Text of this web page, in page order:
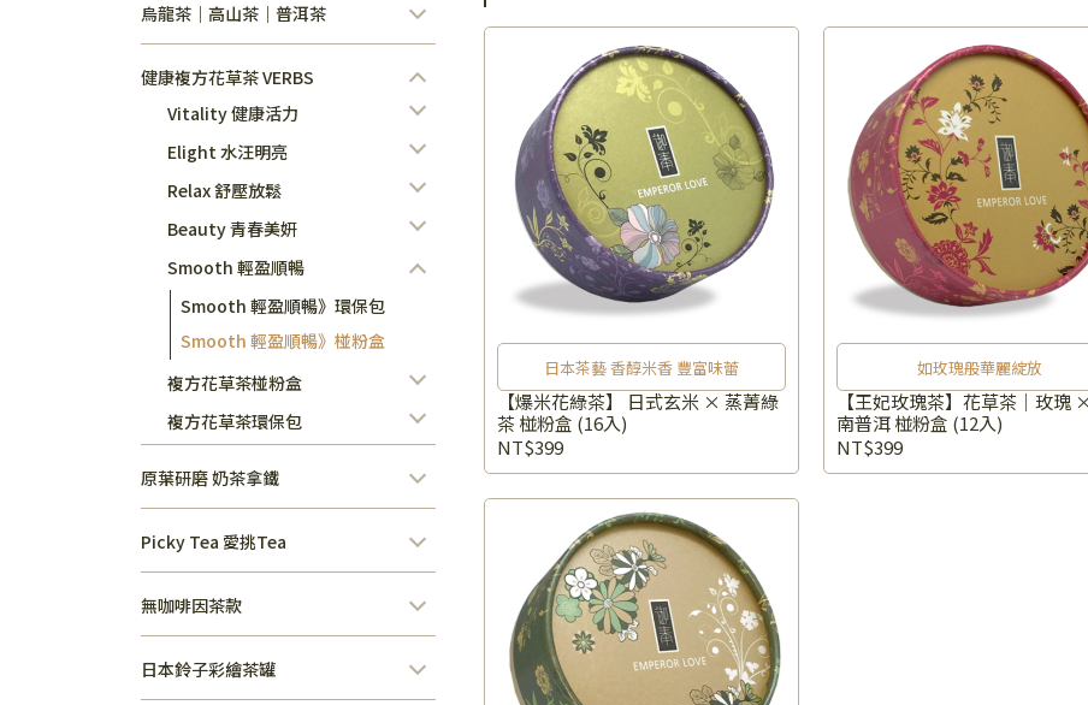
烏龍茶｜高山茶｜普洱茶
健康複方花草茶 VERBS
Vitality 健康活力
Elight 水汪明亮
Relax 舒壓放鬆
Beauty 青春美妍
Smooth 輕盈順暢
Smooth 輕盈順暢》環保包
Smooth 輕盈順暢》椪粉盒
複方花草茶椪粉盒
複方花草茶環保包
原葉研磨 奶茶拿鐵
Picky Tea 愛挑Tea
無咖啡因茶款
日本鈴子彩繪茶罐
日本茶藝 香醇米香 豐富味蕾
【爆米花綠茶】 日式玄米 × 蒸菁綠
茶 椪粉盒 (16入)
NT$399
如玫瑰般華麗綻放
【王妃玫瑰茶】花草茶｜玫瑰
南普洱 椪粉盒 (12入)
NT$399